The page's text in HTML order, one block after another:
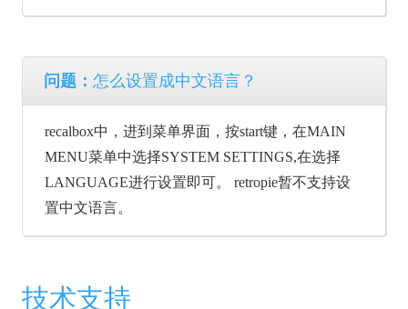
问题： 怎么设置成中文语言？
recalbox中，进到菜单界面，按start键，在MAIN
MENU菜单中选择SYSTEM SETTINGS,在选择
LANGUAGE进行设置即可。 retropie暂不支持设
置中文语言。
技术支持